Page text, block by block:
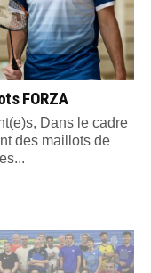
FORZA
Dans le cadre
des maillots de